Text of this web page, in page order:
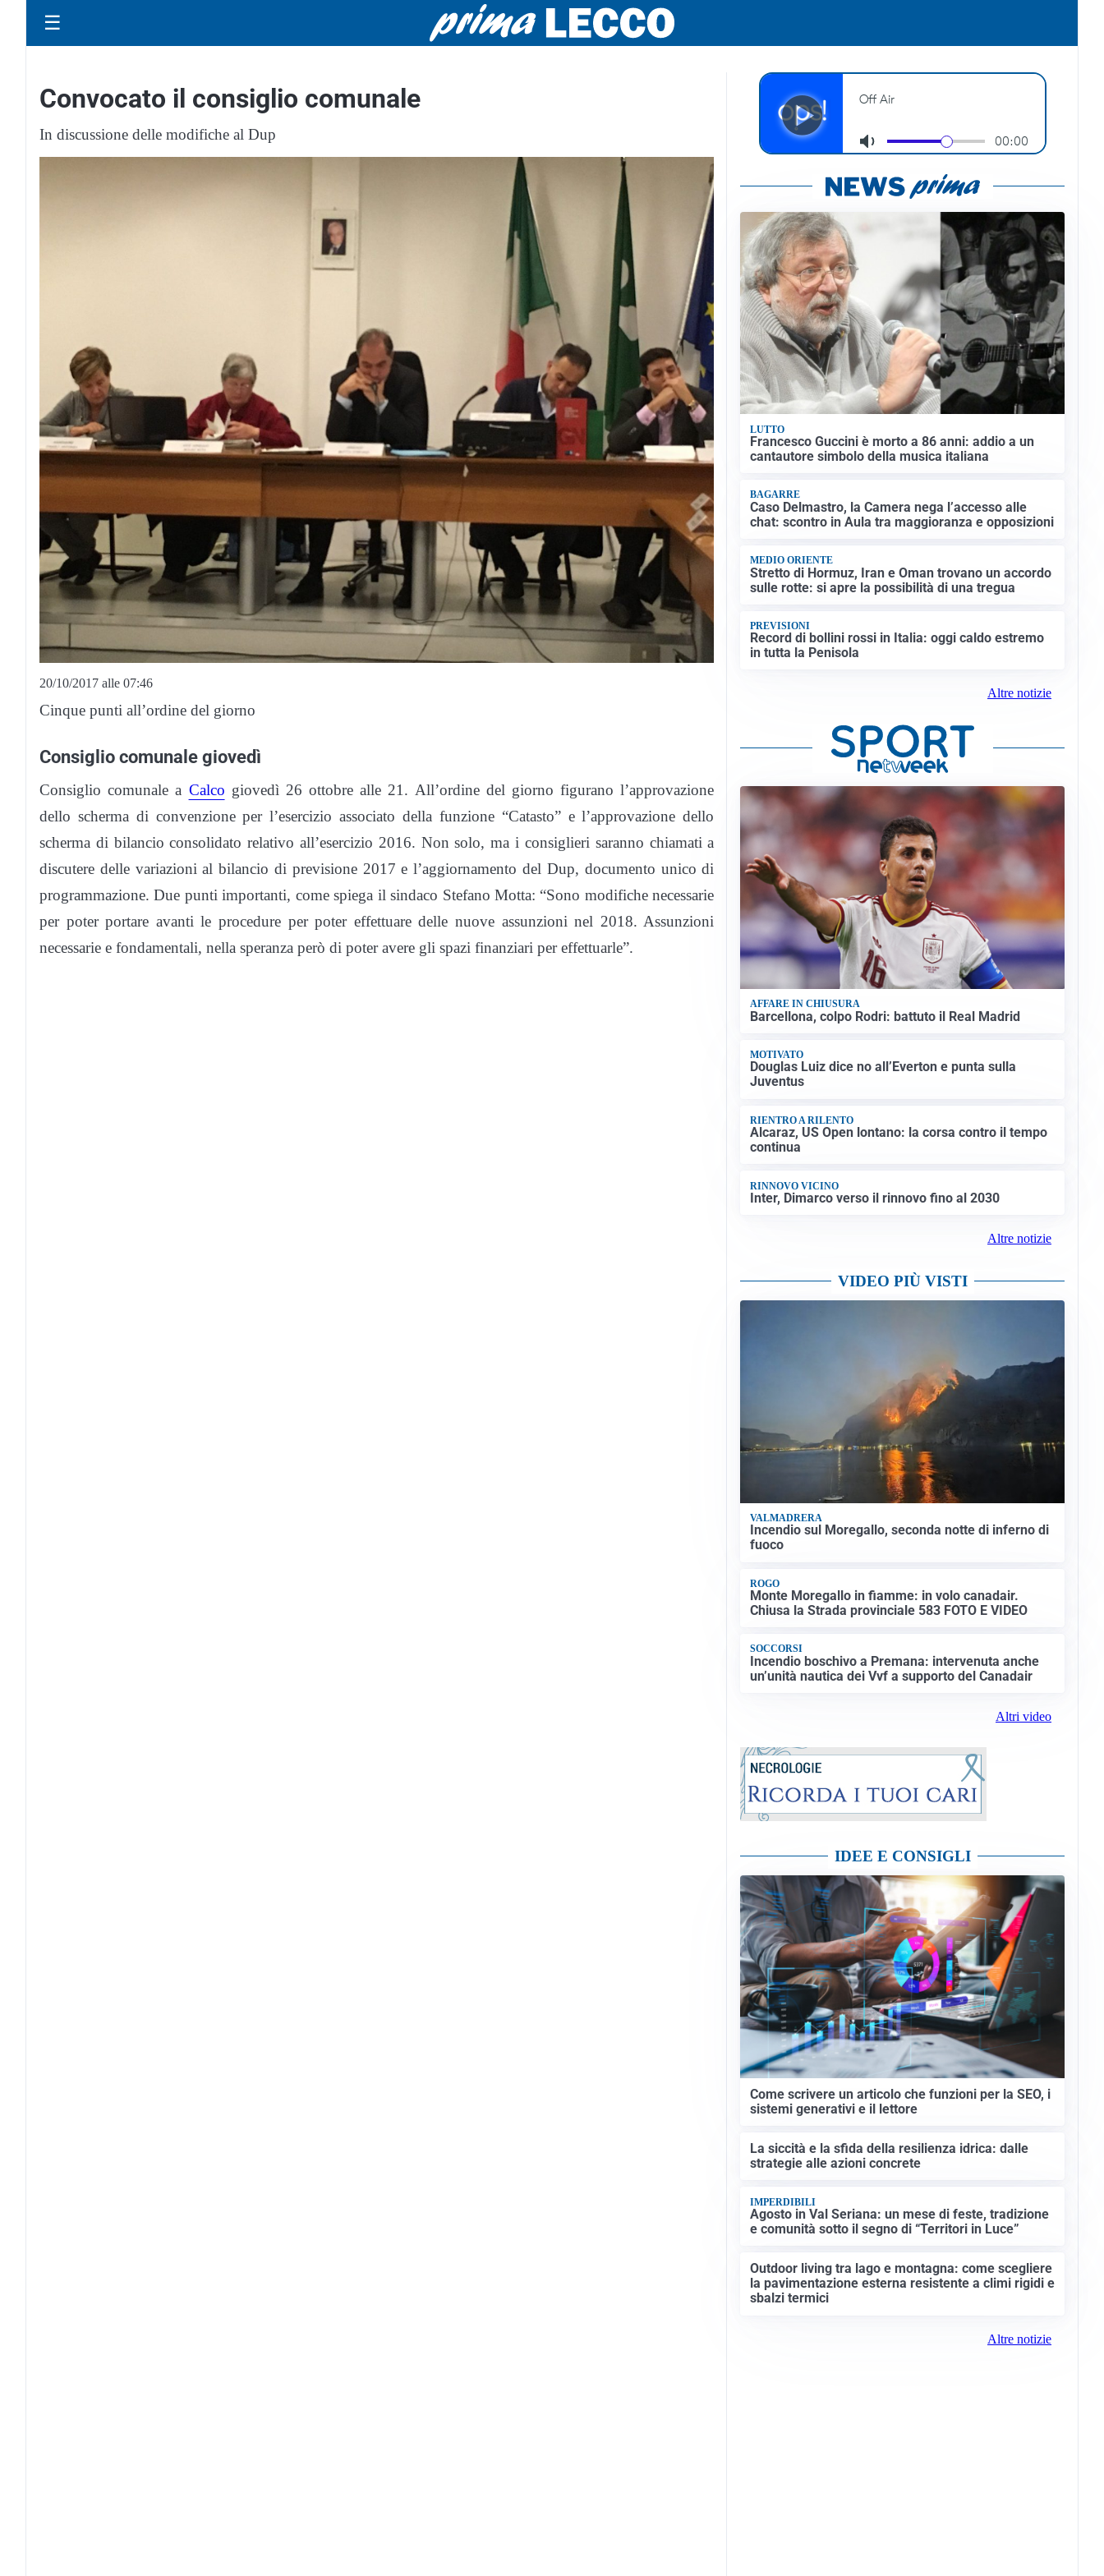
☰
Convocato il consiglio comunale
In discussione delle modifiche al Dup
20/10/2017 alle 07:46
Cinque punti all’ordine del giorno
Consiglio comunale giovedì
Consiglio comunale a Calco giovedì 26 ottobre alle 21. All’ordine del giorno figurano l’approvazione
dello scherma di convenzione per l’esercizio associato della funzione “Catasto” e l’approvazione dello
scherma di bilancio consolidato relativo all’esercizio 2016. Non solo, ma i consiglieri saranno chiamati a
discutere delle variazioni al bilancio di previsione 2017 e l’aggiornamento del Dup, documento unico di
programmazione. Due punti importanti, come spiega il sindaco Stefano Motta: “Sono modifiche necessarie
per poter portare avanti le procedure per poter effettuare delle nuove assunzioni nel 2018. Assunzioni
necessarie e fondamentali, nella speranza però di poter avere gli spazi finanziari per effettuarle”.
LUTTO
Francesco Guccini è morto a 86 anni: addio a un
cantautore simbolo della musica italiana
BAGARRE
Caso Delmastro, la Camera nega l’accesso alle
chat: scontro in Aula tra maggioranza e opposizioni
MEDIO ORIENTE
Stretto di Hormuz, Iran e Oman trovano un accordo
sulle rotte: si apre la possibilità di una tregua
PREVISIONI
Record di bollini rossi in Italia: oggi caldo estremo
in tutta la Penisola
Altre notizie
AFFARE IN CHIUSURA
Barcellona, colpo Rodri: battuto il Real Madrid
MOTIVATO
Douglas Luiz dice no all’Everton e punta sulla
Juventus
RIENTRO A RILENTO
Alcaraz, US Open lontano: la corsa contro il tempo
continua
RINNOVO VICINO
Inter, Dimarco verso il rinnovo fino al 2030
Altre notizie
VIDEO PIÙ VISTI
VALMADRERA
Incendio sul Moregallo, seconda notte di inferno di
fuoco
ROGO
Monte Moregallo in fiamme: in volo canadair.
Chiusa la Strada provinciale 583 FOTO E VIDEO
SOCCORSI
Incendio boschivo a Premana: intervenuta anche
un’unità nautica dei Vvf a supporto del Canadair
Altri video
IDEE E CONSIGLI
Come scrivere un articolo che funzioni per la SEO, i
sistemi generativi e il lettore
La siccità e la sfida della resilienza idrica: dalle
strategie alle azioni concrete
IMPERDIBILI
Agosto in Val Seriana: un mese di feste, tradizione
e comunità sotto il segno di “Territori in Luce”
Outdoor living tra lago e montagna: come scegliere
la pavimentazione esterna resistente a climi rigidi e
sbalzi termici
Altre notizie